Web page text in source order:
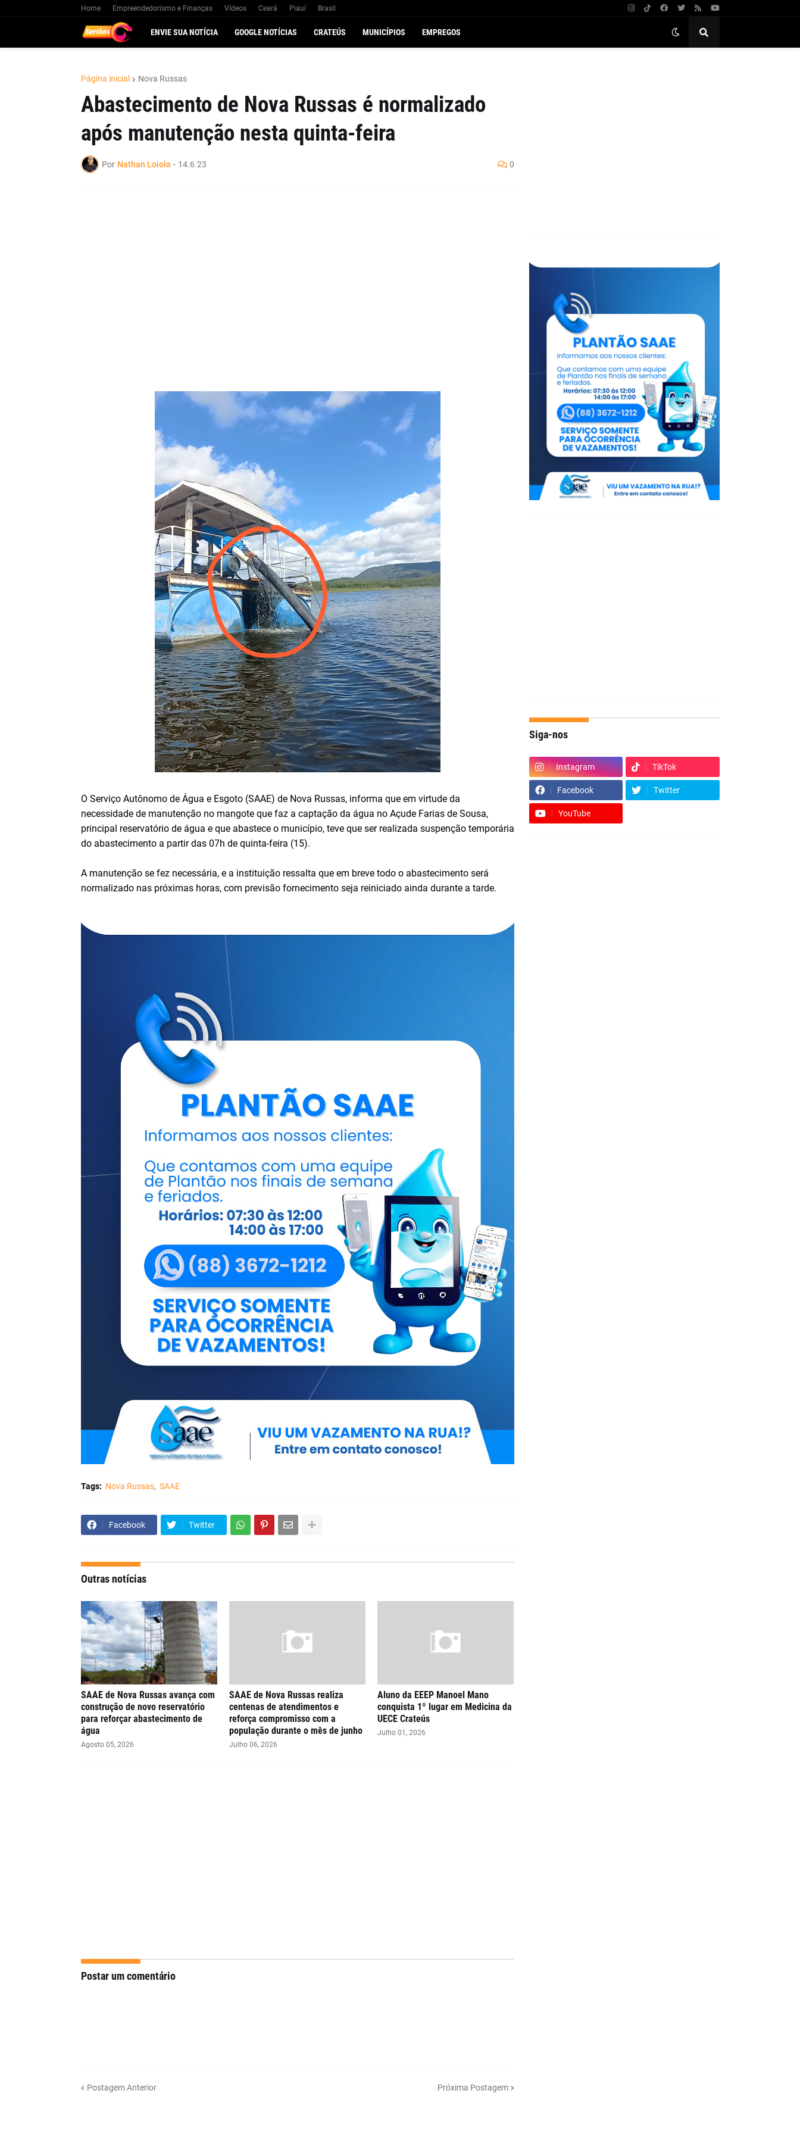
Home Empreendedorismo e Finanças Vídeos Ceará Piauí Brasil
ENVIE SUA NOTÍCIA GOOGLE NOTÍCIAS CRATEÚS MUNICÍPIOS EMPREGOS
Página inicial Nova Russas
Abastecimento de Nova Russas é normalizado
após manutenção nesta quinta-feira
Por Nathan Loiola - 14.6.23 0
O Serviço Autônomo de Água e Esgoto (SAAE) de Nova Russas, informa que em virtude da
necessidade de manutenção no mangote que faz a captação da água no Açude Farias de Sousa,
principal reservatório de água e que abastece o município, teve que ser realizada suspenção temporária
do abastecimento a partir das 07h de quinta-feira (15).
A manutenção se fez necessária, e a instituição ressalta que em breve todo o abastecimento será
normalizado nas próximas horas, com previsão fornecimento seja reiniciado ainda durante a tarde.
Tags: Nova Russas SAAE
Facebook Twitter
Outras notícias
SAAE de Nova Russas avança com
construção de novo reservatório
para reforçar abastecimento de
água
Agosto 05, 2026
SAAE de Nova Russas realiza
centenas de atendimentos e
reforça compromisso com a
população durante o mês de junho
Julho 06, 2026
Aluno da EEEP Manoel Mano
conquista 1º lugar em Medicina da
UECE Crateús
Julho 01, 2026
Postar um comentário
Postagem Anterior Próxima Postagem
Siga-nos
Instagram TikTok
Facebook Twitter
YouTube